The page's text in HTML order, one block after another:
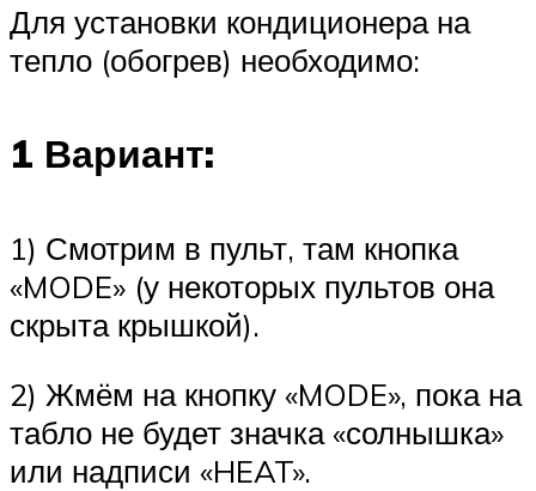
Для установки кондиционера на
тепло (обогрев) необходимо:
1 Вариант:
1) Смотрим в пульт, там кнопка
«MODE» (у некоторых пультов она
скрыта крышкой).
2) Жмём на кнопку «MODE», пока на
табло не будет значка «солнышка»
или надписи «HEAT».